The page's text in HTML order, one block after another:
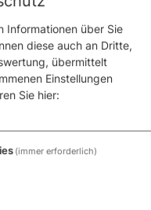
Informationen über Sie
diese auch an Dritte,
übermittelt
Einstellungen
Sie hier:
(immer erforderlich)